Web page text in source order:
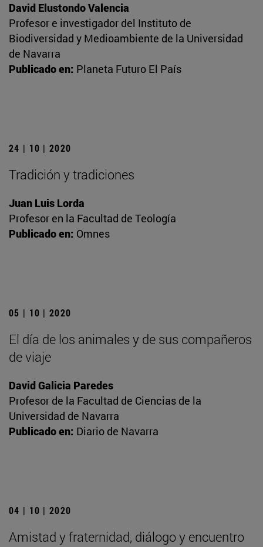
David Elustondo Valencia
Profesor e investigador del Instituto de
Biodiversidad y Medioambiente de la Universidad
de Navarra
Publicado en: Planeta Futuro El País
24 | 10 | 2020
Tradición y tradiciones
Juan Luis Lorda
Profesor en la Facultad de Teología
Publicado en: Omnes
05 | 10 | 2020
El día de los animales y de sus compañeros
de viaje
David Galicia Paredes
Profesor de la Facultad de Ciencias de la
Universidad de Navarra
Publicado en: Diario de Navarra
04 | 10 | 2020
Amistad y fraternidad, diálogo y encuentro